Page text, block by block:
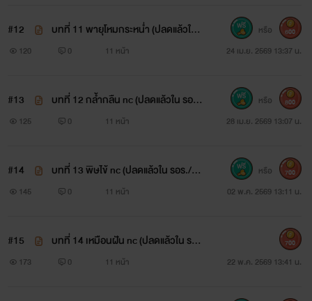
#12
บทที่ 11 พายุโหมกระหน่ำ (ปลดแล้วใน
รอร./ดด.)
120 0 11 หน้า 24 เม.ย. 2569 13:37 น.
หรือ 600
#13
บทที่ 12 กล้ำกลืน nc (ปลดแล้วใน รอร/
ดด.)
125 0 11 หน้า 28 เม.ย. 2569 13:07 น.
หรือ 800
#14
บทที่ 13 พิษไข้ nc (ปลดแล้วใน รอร./ด
ด.)
145 0 11 หน้า 02 พ.ค. 2569 13:11 น.
หรือ 700
#15
บทที่ 14 เหมือนฝัน nc (ปลดแล้วใน รอ
ร./ดด.)
173 0 11 หน้า 22 พ.ค. 2569 13:41 น.
700